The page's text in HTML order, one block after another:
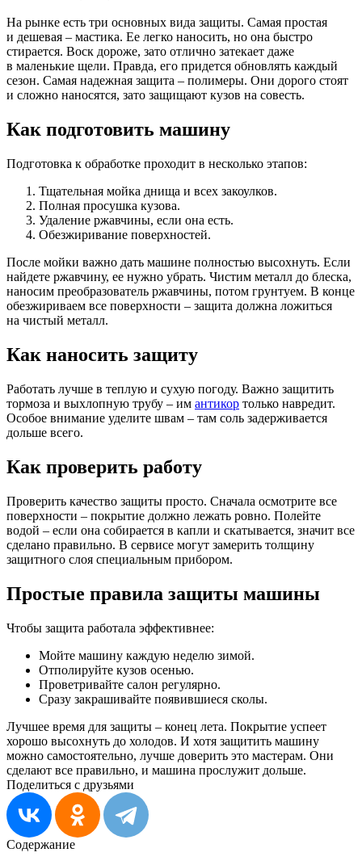
На рынке есть три основных вида защиты. Самая простая
и дешевая – мастика. Ее легко наносить, но она быстро
стирается. Воск дороже, зато отлично затекает даже
в маленькие щели. Правда, его придется обновлять каждый
сезон. Самая надежная защита – полимеры. Они дорого стоят
и сложно наносятся, зато защищают кузов на совесть.
Как подготовить машину
Подготовка к обработке проходит в несколько этапов:
Тщательная мойка днища и всех закоулков.
Полная просушка кузова.
Удаление ржавчины, если она есть.
Обезжиривание поверхностей.
После мойки важно дать машине полностью высохнуть. Если
найдете ржавчину, ее нужно убрать. Чистим металл до блеска,
наносим преобразователь ржавчины, потом грунтуем. В конце
обезжириваем все поверхности – защита должна ложиться
на чистый металл.
Как наносить защиту
Работать лучше в теплую и сухую погоду. Важно защитить
тормоза и выхлопную трубу – им антикор только навредит.
Особое внимание уделите швам – там соль задерживается
дольше всего.
Как проверить работу
Проверить качество защиты просто. Сначала осмотрите все
поверхности – покрытие должно лежать ровно. Полейте
водой – если она собирается в капли и скатывается, значит все
сделано правильно. В сервисе могут замерить толщину
защитного слоя специальным прибором.
Простые правила защиты машины
Чтобы защита работала эффективнее:
Мойте машину каждую неделю зимой.
Отполируйте кузов осенью.
Проветривайте салон регулярно.
Сразу закрашивайте появившиеся сколы.
Лучшее время для защиты – конец лета. Покрытие успеет
хорошо высохнуть до холодов. И хотя защитить машину
можно самостоятельно, лучше доверить это мастерам. Они
сделают все правильно, и машина прослужит дольше.
Поделиться с друзьями
Содержание